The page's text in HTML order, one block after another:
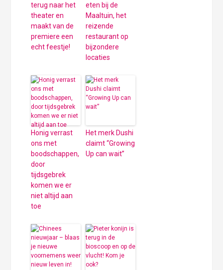
terug naar het
theater en
maakt van de
premiere een
echt feestje!
eten bij de
Maaltuin, het
reizende
restaurant op
bijzondere
locaties
Honig verrast
ons met
boodschappen,
door
tijdsgebrek
komen we er
niet altijd aan
toe
Het merk Dushi
claimt “Growing
Up can wait”